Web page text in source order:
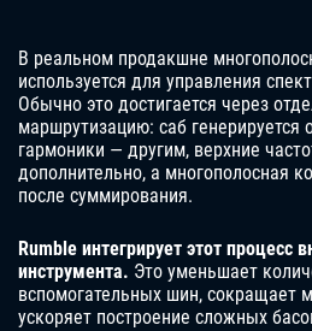
В реальном продакшне
используется для управления
Обычно это достигается через
маршрутизацию: саб генерируется
гармоники — другим, верхние
дополнительно, а многополосная
после суммирования.
Rumble интегрирует этот процесс
инструмента. Это уменьшает
вспомогательных шин, сокращает
ускоряет построение сложных